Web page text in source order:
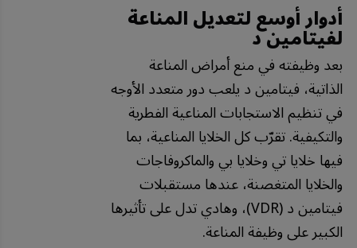
أدوار أوسع لتعديل المناعة
لفيتامين د
بعد وظيفته في منع أمراض المناعة
الذاتية، فيتامين د يلعب دور متعدد الأوجه
في تنظيم الاستجابات المناعية الفطرية
والتكيفية. تقرّب كل الخلايا المناعية، بما
فيها خلايا تي وخلايا بي والماكروفاجات
والخلايا المتغصنة، عندها مستقبلات
فيتامين د (VDR)، وهادي تدل على تأثيرها
الكبير على وظيفة المناعة.